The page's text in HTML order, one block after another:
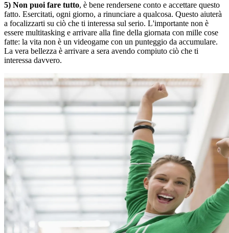
5) Non puoi fare tutto, è bene rendersene conto e accettare questo
fatto. Esercitati, ogni giorno, a rinunciare a qualcosa. Questo aiuterà
a focalizzarti su ciò che ti interessa sul serio. L'importante non è
essere multitasking e arrivare alla fine della giornata con mille cose
fatte: la vita non è un videogame con un punteggio da accumulare.
La vera bellezza è arrivare a sera avendo compiuto ciò che ti
interessa davvero.